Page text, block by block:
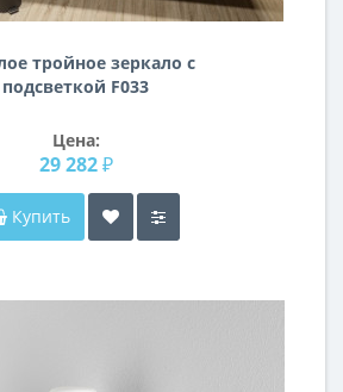
тройное зеркало с
подсветкой F033
Цена:
29 282 ₽
Купить